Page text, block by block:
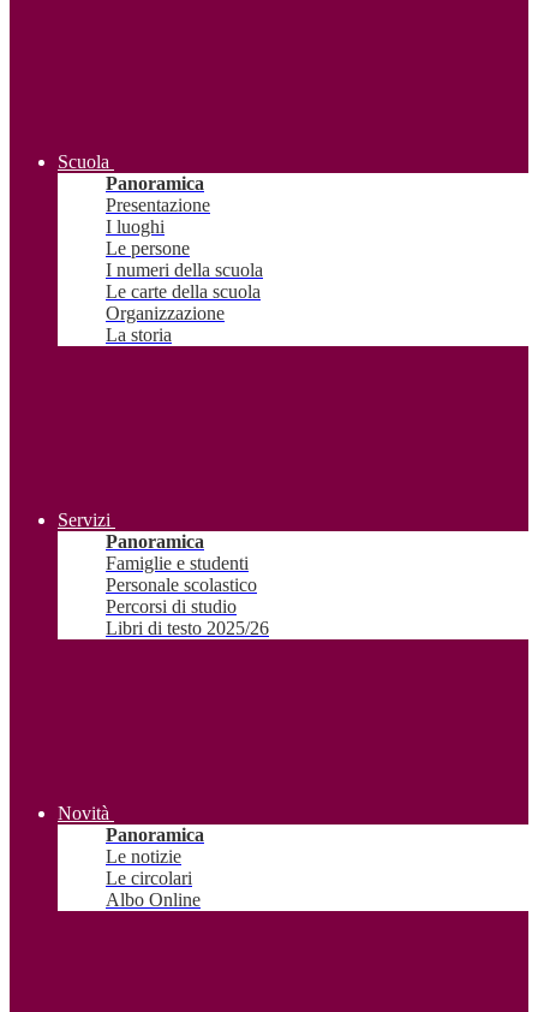
Scuola
Panoramica
Presentazione
I luoghi
Le persone
I numeri della scuola
Le carte della scuola
Organizzazione
La storia
Servizi
Panoramica
Famiglie e studenti
Personale scolastico
Percorsi di studio
Libri di testo 2025/26
Novità
Panoramica
Le notizie
Le circolari
Albo Online